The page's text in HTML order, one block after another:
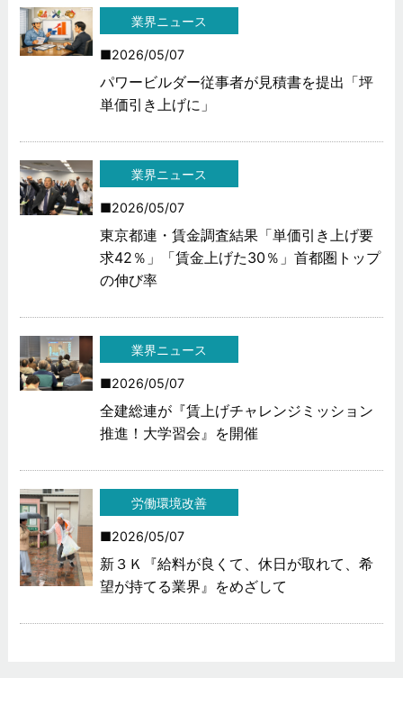
業界ニュース
2026/05/07
パワービルダー従事者が見積書を提出「坪
単価引き上げに」
業界ニュース
2026/05/07
東京都連・賃金調査結果「単価引き上げ要
求42％」「賃金上げた30％」首都圏トップ
の伸び率
業界ニュース
2026/05/07
全建総連が『賃上げチャレンジミッション
推進！大学習会』を開催
労働環境改善
2026/05/07
新３Ｋ『給料が良くて、休日が取れて、希
望が持てる業界』をめざして